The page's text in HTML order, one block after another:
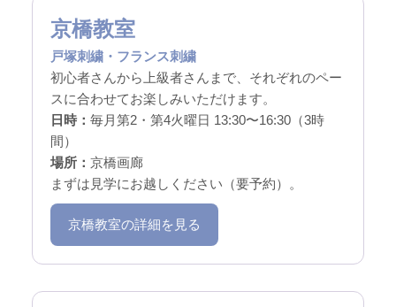
京橋教室
戸塚刺繍・フランス刺繍
初心者さんから上級者さんまで、それぞれのペー
スに合わせてお楽しみいただけます。
日時： 毎月第2・第4火曜日 13:30〜16:30（3時
間）
場所： 京橋画廊
まずは見学にお越しください（要予約）。
京橋教室の詳細を見る